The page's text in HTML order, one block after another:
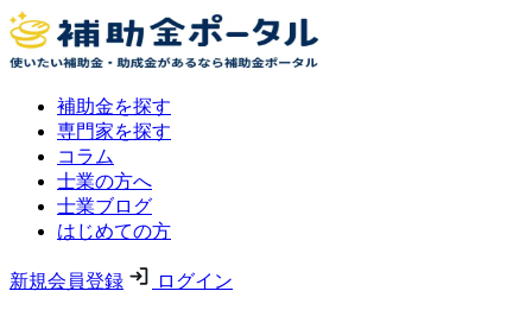
補助金を探す
専門家を探す
コラム
士業の方へ
士業ブログ
はじめての方
新規会員登録 ログイン